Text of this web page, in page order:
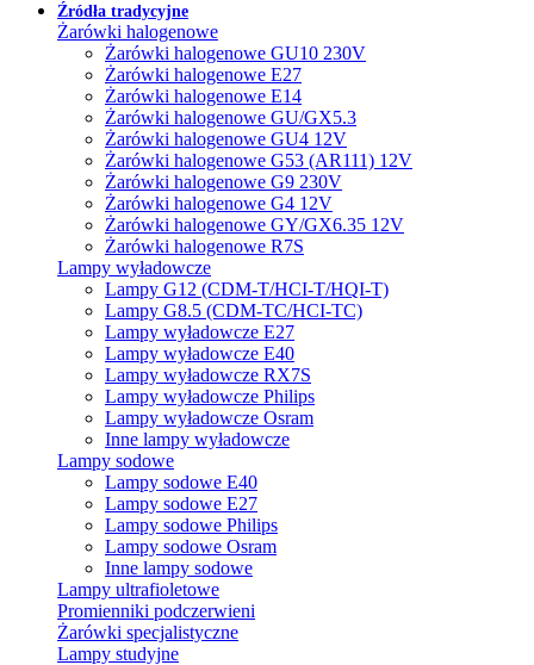
Źródła tradycyjne
Żarówki halogenowe
Żarówki halogenowe GU10 230V
Żarówki halogenowe E27
Żarówki halogenowe E14
Żarówki halogenowe GU/GX5.3
Żarówki halogenowe GU4 12V
Żarówki halogenowe G53 (AR111) 12V
Żarówki halogenowe G9 230V
Żarówki halogenowe G4 12V
Żarówki halogenowe GY/GX6.35 12V
Żarówki halogenowe R7S
Lampy wyładowcze
Lampy G12 (CDM-T/HCI-T/HQI-T)
Lampy G8.5 (CDM-TC/HCI-TC)
Lampy wyładowcze E27
Lampy wyładowcze E40
Lampy wyładowcze RX7S
Lampy wyładowcze Philips
Lampy wyładowcze Osram
Inne lampy wyładowcze
Lampy sodowe
Lampy sodowe E40
Lampy sodowe E27
Lampy sodowe Philips
Lampy sodowe Osram
Inne lampy sodowe
Lampy ultrafioletowe
Promienniki podczerwieni
Żarówki specjalistyczne
Lampy studyjne